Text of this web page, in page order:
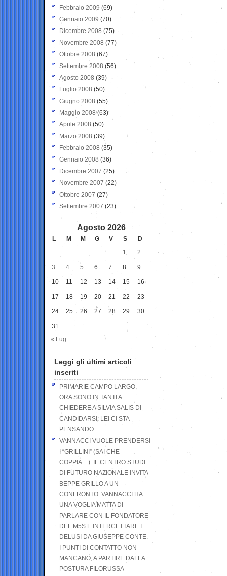
Febbraio 2009 (69)
Gennaio 2009 (70)
Dicembre 2008 (75)
Novembre 2008 (77)
Ottobre 2008 (67)
Settembre 2008 (56)
Agosto 2008 (39)
Luglio 2008 (50)
Giugno 2008 (55)
Maggio 2008(63)
Aprile 2008 (50)
Marzo 2008 (39)
Febbraio 2008 (35)
Gennaio 2008 (36)
Dicembre 2007 (25)
Novembre 2007 (22)
Ottobre 2007 (27)
Settembre 2007 (23)
Agosto 2026
L M M G V S
D
1
2
3 4 5 6 7 8 9
10 11 12 13 14 15 16
17 18 19 20 21 22 23
24 25 26 27 28 29 30
31
« Lug
Leggi gli ultimi articoli
inseriti
PRIMARIE CAMPO LARGO,
ORA SONO IN TANTI A
CHIEDERE A SILVIA SALIS DI
CANDIDARSI: LEI CI STA
PENSANDO
VANNACCI VUOLE PRENDERSI
I “GRILLINI” (SAI CHE
COPPIA…). IL CENTRO STUDI
DI FUTURO NAZIONALE INVITA
BEPPE GRILLO A UN
CONFRONTO. VANNACCI HA
UNA VOGLIA MATTA DI
PARLARE CON IL FONDATORE
DEL M5S E INTERCETTARE I
DELUSI DA GIUSEPPE CONTE.
I PUNTI DI CONTATTO NON
MANCANO, A PARTIRE DALLA
POSTURA FILORUSSA